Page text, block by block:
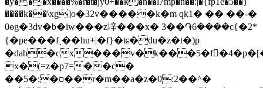
����k��\xg]o�32v�����k�m qk1� �� ��-�
0ѳg�3dv�b�iw���z垶���x� 3��֏6����c{�2*
{�pe���f˰��hu+|�f}�ʨ�du�z�t�)p
�dab�cx
x�(=z�p7=��c�
��5�;�ס��r�m��a�z�0̖:2��^�